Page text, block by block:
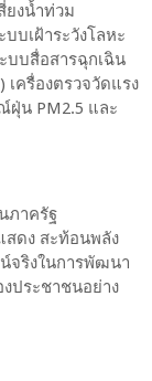
งน้ำท่วม
บเฝ้าระวังโลหะ
บบสื่อสารฉุกเฉิน
เครื่องตรวจวัดแรง
น PM2.5 และ
ภาครัฐ
สดง สะท้อนพลัง
น์จริงในการพัฒนา
ประชาชนอย่าง